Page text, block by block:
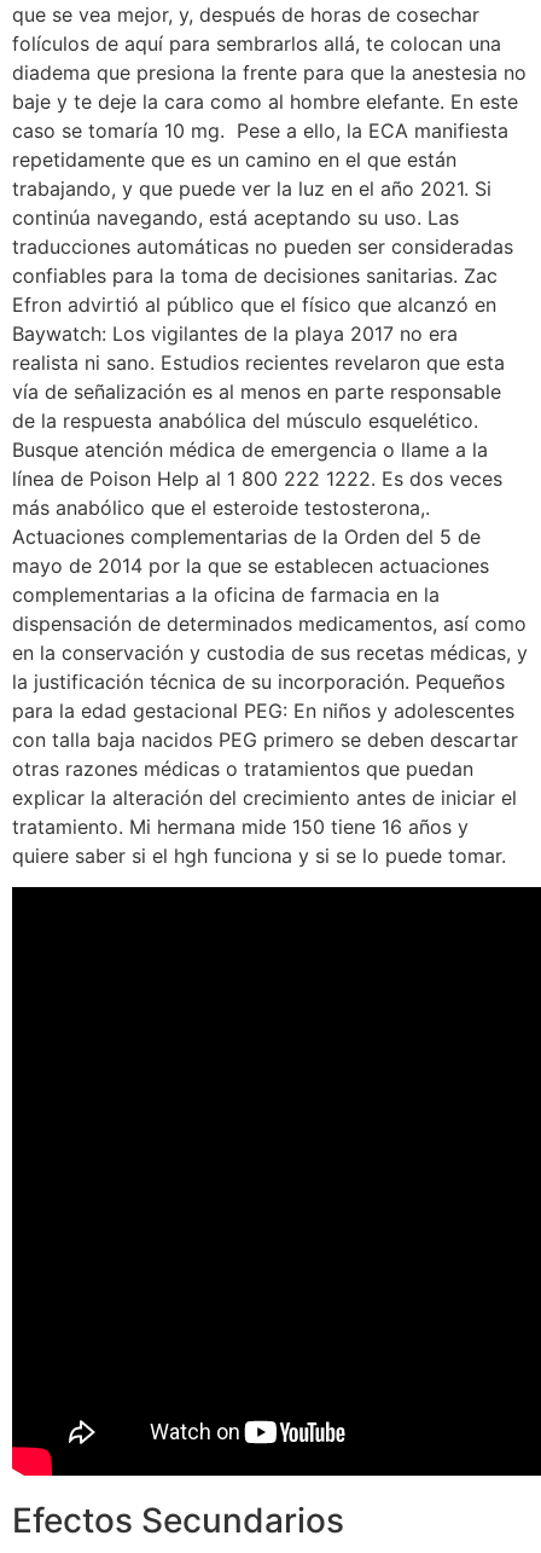
que se vea mejor, y, después de horas de cosechar
folículos de aquí para sembrarlos allá, te colocan una
diadema que presiona la frente para que la anestesia no
baje y te deje la cara como al hombre elefante. En este
caso se tomaría 10 mg. ​ Pese a ello, la ECA manifiesta
repetidamente que es un camino en el que están
trabajando,​ y que puede ver la luz en el año 2021. Si
continúa navegando, está aceptando su uso. Las
traducciones automáticas no pueden ser consideradas
confiables para la toma de decisiones sanitarias. Zac
Efron advirtió al público que el físico que alcanzó en
Baywatch: Los vigilantes de la playa 2017 no era
realista ni sano. Estudios recientes revelaron que esta
vía de señalización es al menos en parte responsable
de la respuesta anabólica del músculo esquelético.
Busque atención médica de emergencia o llame a la
línea de Poison Help al 1 800 222 1222. Es dos veces
más anabólico que el esteroide testosterona,.
Actuaciones complementarias de la Orden del 5 de
mayo de 2014 por la que se establecen actuaciones
complementarias a la oficina de farmacia en la
dispensación de determinados medicamentos, así como
en la conservación y custodia de sus recetas médicas, y
la justificación técnica de su incorporación. Pequeños
para la edad gestacional PEG: En niños y adolescentes
con talla baja nacidos PEG primero se deben descartar
otras razones médicas o tratamientos que puedan
explicar la alteración del crecimiento antes de iniciar el
tratamiento. Mi hermana mide 150 tiene 16 años y
quiere saber si el hgh funciona y si se lo puede tomar.
Efectos Secundarios